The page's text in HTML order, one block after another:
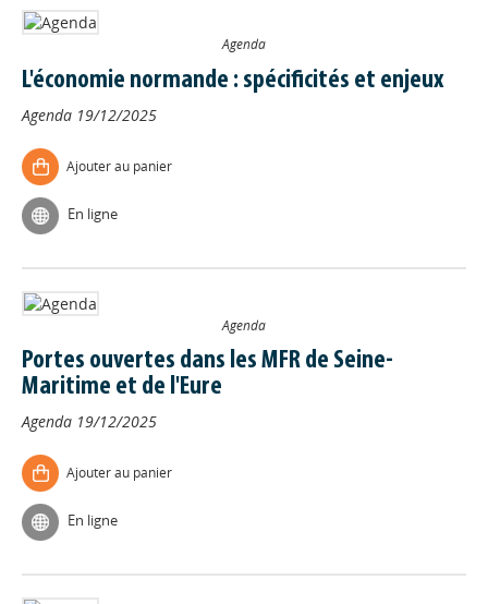
Agenda
L'économie normande : spécificités et enjeux
Agenda 19/12/2025
Ajouter au panier
En ligne
Agenda
Portes ouvertes dans les MFR de Seine-
Maritime et de l'Eure
Agenda 19/12/2025
Ajouter au panier
En ligne